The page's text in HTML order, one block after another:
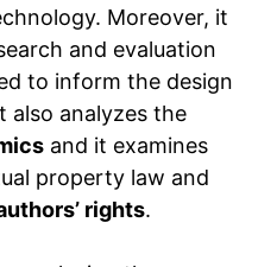
Moreover, it
and evaluation
to inform the design
also analyzes the
and it examines
property law and
rights.